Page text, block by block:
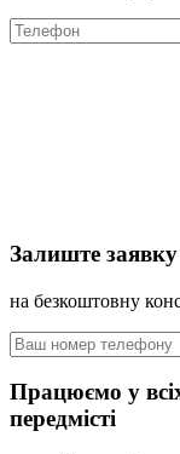
Залиште заявку
на безкоштовну
Працюємо у
передмісті